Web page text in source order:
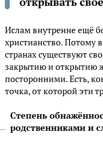
Ислам внутренне ещё
христианство. Потому
странах существуют
закрытию и открытию
посторонними. Есть,
точка, от которой эти
Степень
родственниками и